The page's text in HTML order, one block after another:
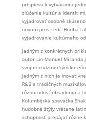
prispieva k vytváraniu
zlúčenie kultúr a identít
vyjadrovať osobné
novom prostredí. Hudba
vyjadrovanie kultúrneho
Jedným z konkrétnych
autor Lin-Manuel Miranda
svojim cudzineckým
Jedným z nich je
R&B a tradičných
rôznorodosť obsadenia a
Kolumbijská speváčka
hudobné štýly vrátane
schopnosť prepájať rôzne